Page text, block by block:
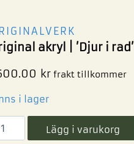
akryl | ’Djur i rad’
kr frakt tillkommer
i lager
Lägg i varukorg